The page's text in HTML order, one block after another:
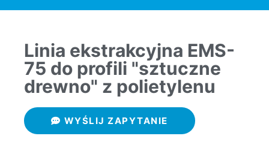
Linia ekstrakcyjna EMS-
75 do profili "sztuczne
drewno" z polietylenu
WYŚLIJ ZAPYTANIE